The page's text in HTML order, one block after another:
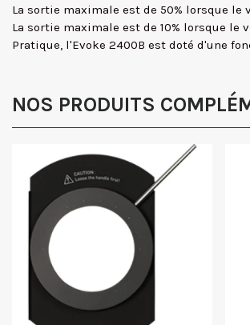
La sortie maximale est de 50% lorsque le
La sortie maximale est de 10% lorsque le
Pratique, l'Evoke 2400B est doté d'une
NOS PRODUITS